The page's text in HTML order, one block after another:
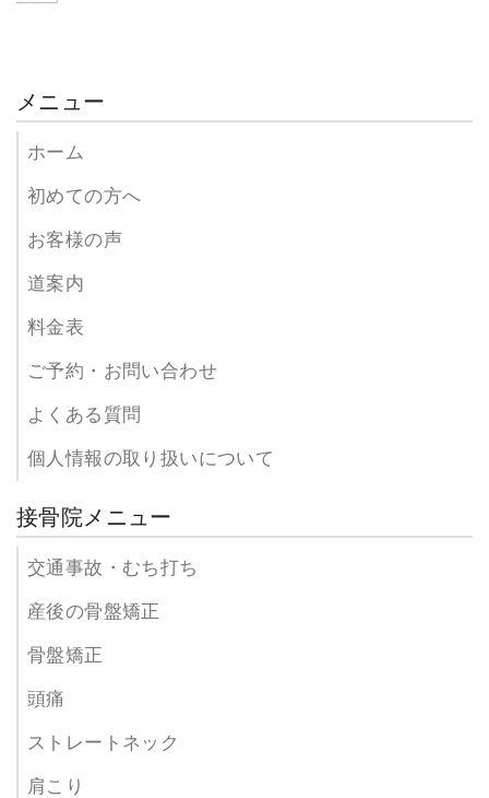
メニュー
ホーム
初めての方へ
お客様の声
道案内
料金表
ご予約・お問い合わせ
よくある質問
個人情報の取り扱いについて
接骨院メニュー
交通事故・むち打ち
産後の骨盤矯正
骨盤矯正
頭痛
ストレートネック
肩こり